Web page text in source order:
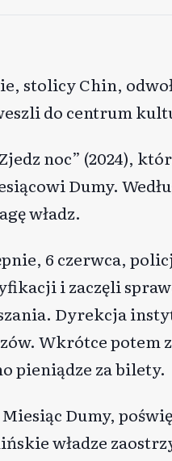
stolicy Chin,
do centrum
noc” (2024),
Dumy.
władz.
6 czerwca,
i zaczęli
Dyrekcja
Wkrótce
pieniądze za bilety.
Dumy,
władze